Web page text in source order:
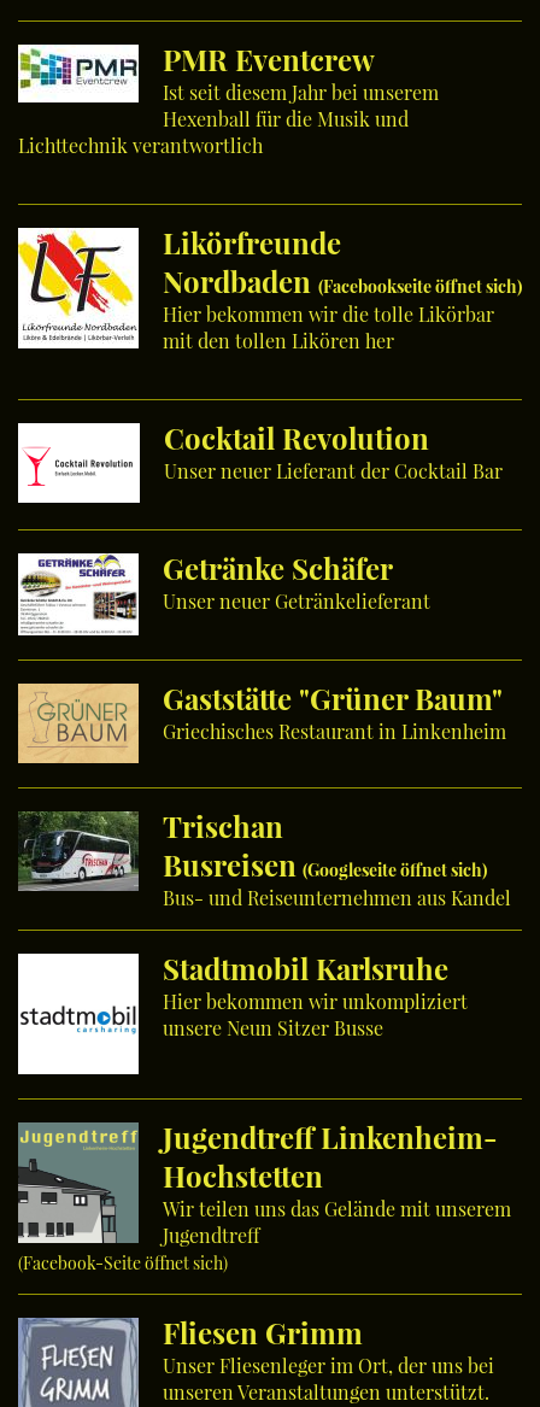
PMR Eventcrew
Ist seit diesem Jahr bei unserem
Hexenball für die Musik und
Lichttechnik verantwortlich
Likörfreunde
Nordbaden (Facebookseite öffnet sich)
Hier bekommen wir die tolle Likörbar
mit den tollen Likören her
Cocktail Revolution
Unser neuer Lieferant der Cocktail Bar
Getränke Schäfer
Unser neuer Getränkelieferant
Gaststätte "Grüner Baum"
Griechisches Restaurant in Linkenheim
Trischan
Busreisen (Googleseite öffnet sich)
Bus- und Reiseunternehmen aus Kandel
Stadtmobil Karlsruhe
Hier bekommen wir unkompliziert
unsere Neun Sitzer Busse
Jugendtreff Linkenheim-
Hochstetten
Wir teilen uns das Gelände mit unserem
Jugendtreff
(Facebook-Seite öffnet sich)
Fliesen Grimm
Unser Fliesenleger im Ort, der uns bei
unseren Veranstaltungen unterstützt.